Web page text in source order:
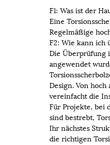
F1: Was ist der
Eine
Regelmäßige
F2: Wie kann ich
Die Überprüfung
angewendet
Design. Von
vereinfacht die
Für Projekte, bei
sind bestrebt,
Ihr nächstes
die richtigen